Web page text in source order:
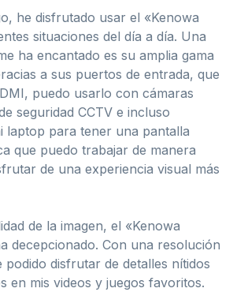
he disfrutado usar el «Kenowa
situaciones del día a día. Una
ha encantado es su amplia gama
a sus puertos de entrada, que
puedo usarlo con cámaras
seguridad CCTV e incluso
laptop para tener una pantalla
que puedo trabajar de manera
de una experiencia visual más
de la imagen, el «Kenowa
decepcionado. Con una resolución
disfrutar de detalles nítidos
en mis videos y juegos favoritos.